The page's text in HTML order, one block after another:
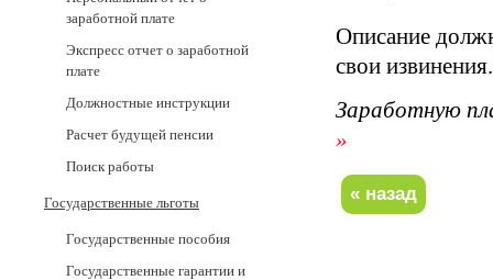
заработной плате
Экспресс отчет о заработной
плате
Должностные инструкции
Расчет будущей пенсии
Поиск работы
Государственные льготы
Государственные пособия
Государственные гарантии и
Описание
свои извинения.
Заработную
»